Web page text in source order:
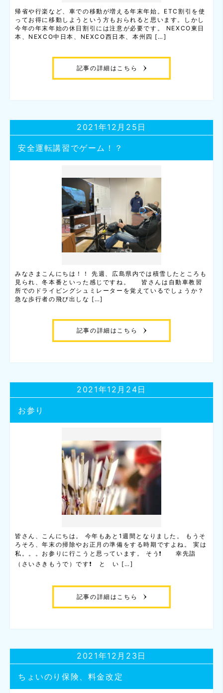
帰省や行楽など、車での移動が増える年末年始。ETC割引を使
ってお得に移動しようという方もおられると思います。しかし
今年の年末年始の休日割引には注意が必要です。 NEXCO東日
本、NEXCO中日本、NEXCO西日本、本州四 […]
記事の詳細はこちら
安全運転講習でゲーム！？
2021年12月25日
みなさまこんにちは！！ 先週、広島県内では積雪したところも
見られ、冬本番といった感じですね。 皆さんは自動車教習
所でのドライビングシュミレーターを覚えているでしょうか？
急な歩行者の飛び出しな […]
記事の詳細はこちら
お参り
2021年12月24日
皆さん、こんにちは。 今年もあと1週間となりました。 もうそ
ろそろ、年末の掃除やお正月の準備をする時期ですよね。 実は
私。。。お参りに行こうと思っています。 そう❗ 幸先詣
（さいさきもうで）です❗ と い […]
記事の詳細はこちら
ちょいのり保険、料金改定
2021年12月23日